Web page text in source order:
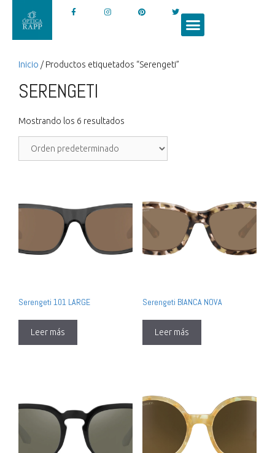
Inicio / Productos etiquetados “Serengeti”
SERENGETI
Mostrando los 6 resultados
Serengeti 101 LARGE
Leer más
Serengeti BIANCA NOVA
Leer más